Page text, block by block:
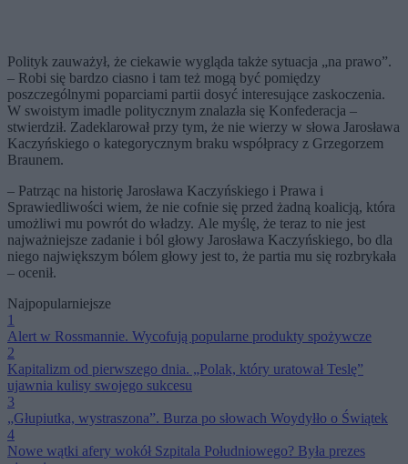
Polityk zauważył, że ciekawie wygląda także sytuacja „na prawo”.
– Robi się bardzo ciasno i tam też mogą być pomiędzy
poszczególnymi poparciami partii dosyć interesujące zaskoczenia.
W swoistym imadle politycznym znalazła się Konfederacja –
stwierdził. Zadeklarował przy tym, że nie wierzy w słowa Jarosława
Kaczyńskiego o kategorycznym braku współpracy z Grzegorzem
Braunem.
– Patrząc na historię Jarosława Kaczyńskiego i Prawa i
Sprawiedliwości wiem, że nie cofnie się przed żadną koalicją, która
umożliwi mu powrót do władzy. Ale myślę, że teraz to nie jest
najważniejsze zadanie i ból głowy Jarosława Kaczyńskiego, bo dla
niego największym bólem głowy jest to, że partia mu się rozbrykała
– ocenił.
Najpopularniejsze
1
Alert w Rossmannie. Wycofują popularne produkty spożywcze
2
Kapitalizm od pierwszego dnia. „Polak, który uratował Teslę”
ujawnia kulisy swojego sukcesu
3
„Głupiutka, wystraszona”. Burza po słowach Woydyłło o Świątek
4
Nowe wątki afery wokół Szpitala Południowego? Była prezes